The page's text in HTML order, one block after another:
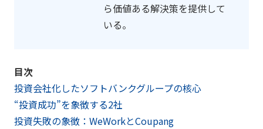
ら価値ある解決策を提供して
いる。
目次
投資会社化したソフトバンクグループの核心
“投資成功”を象徴する2社
投資失敗の象徴：WeWorkとCoupang